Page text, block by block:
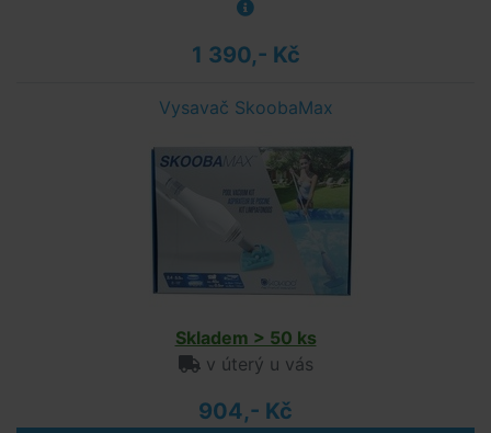
1 390,- Kč
Vysavač SkoobaMax
Skladem > 50 ks
v úterý u vás
904,- Kč